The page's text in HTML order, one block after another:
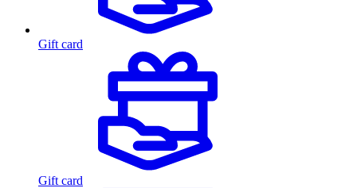
Gift card
Gift card